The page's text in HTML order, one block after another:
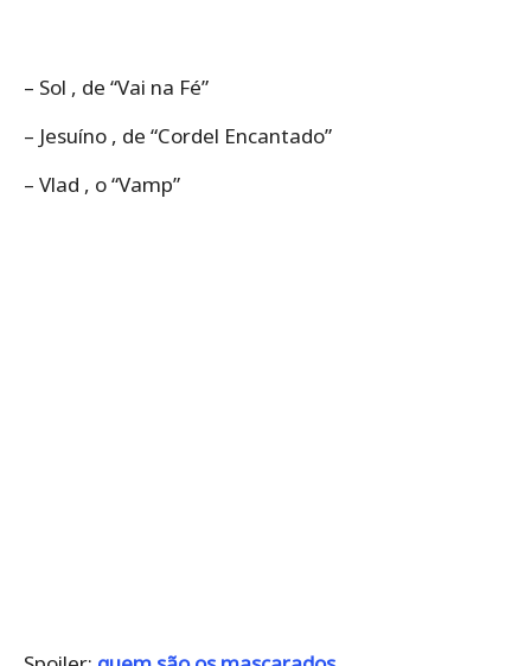
– Sol , de “Vai na Fé”
– Jesuíno , de “Cordel Encantado”
– Vlad , o “Vamp”